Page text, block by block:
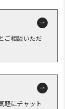
ご相談いただ
軽にチャット